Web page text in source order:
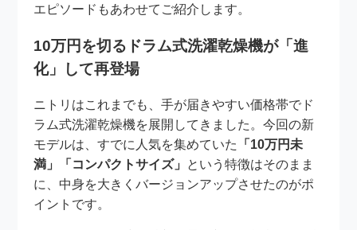
エピソードもあわせてご紹介します。
10万円を切るドラム式洗濯乾燥機が「進
化」して再登場
ニトリはこれまでも、手が届きやすい価格帯でド
ラム式洗濯乾燥機を展開してきました。今回の新
モデルは、すでに人気を集めていた
「10万円未
満」「コンパクトサイズ」 という特徴はそのまま
に、中身を大きくバージョンアップさせたのがポ
イントです。